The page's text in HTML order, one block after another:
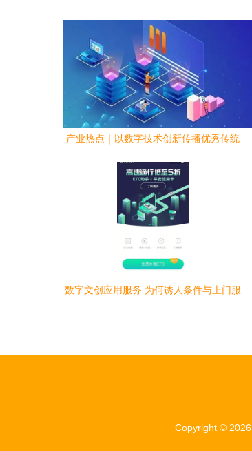
产业热点｜以数字技术创新传播优秀传统
数字文创应用服务 为何诱人条件与上门服
Copyright © 2026